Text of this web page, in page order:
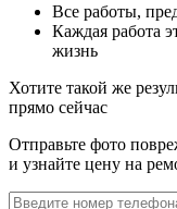
Все работы,
Каждая работа
жизнь
Хотите такой же
прямо сейчас
Отправьте фото
и узнайте цену на